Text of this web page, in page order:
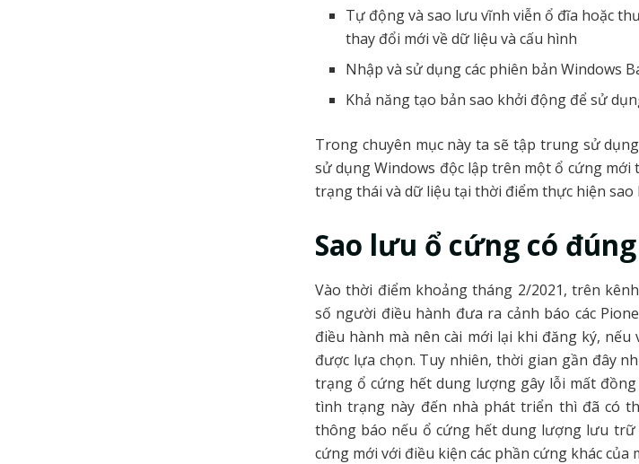
Tự động và sao lưu vĩnh viễn ổ đĩa hoặc
thay đổi mới về dữ liệu và cấu hình
Nhập và sử dụng các phiên bản Windows
Khả năng tạo bản sao khởi động để sử
Trong chuyên mục này ta sẽ tập trung sử
sử dụng Windows độc lập trên một ổ cứng mới
trạng thái và dữ liệu tại thời điểm thực hiện sao
Sao lưu ổ cứng có
Vào thời điểm khoảng tháng 2/2021, trên
số người điều hành đưa ra cảnh báo các
điều hành mà nên cài mới lại khi đăng ký,
được lựa chọn. Tuy nhiên, thời gian gần đây
trạng ổ cứng hết dung lượng gây lỗi mất
tình trạng này đến nhà phát triển thì đã có
thông báo nếu ổ cứng hết dung lượng lưu trữ
cứng mới với điều kiện các phần cứng khác của